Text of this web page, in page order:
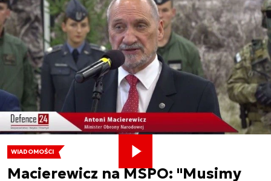
WIADOMOŚCI
Macierewicz na MSPO: "Musimy